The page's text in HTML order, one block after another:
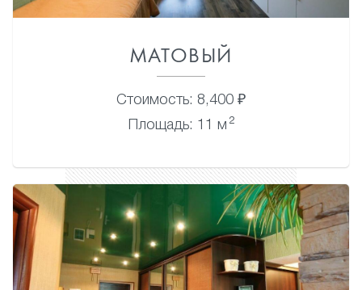
МАТОВЫЙ
Стоимость: 8,400 ₽
Площадь: 11 м 2